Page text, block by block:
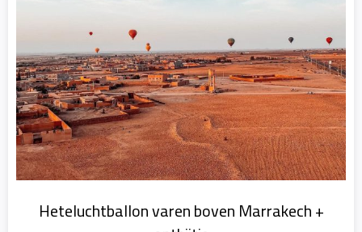
Heteluchtballon varen boven Marrakech +